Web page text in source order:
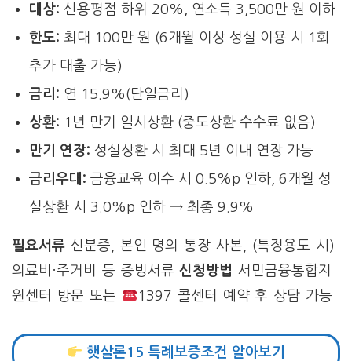
대상: 신용평점 하위 20%, 연소득 3,500만 원 이하
한도: 최대 100만 원 (6개월 이상 성실 이용 시 1회
추가 대출 가능)
금리: 연 15.9%(단일금리)
상환: 1년 만기 일시상환 (중도상환 수수료 없음)
만기 연장: 성실상환 시 최대 5년 이내 연장 가능
금리우대: 금융교육 이수 시 0.5%p 인하, 6개월 성
실상환 시 3.0%p 인하 → 최종 9.9%
필요서류 신분증, 본인 명의 통장 사본, (특정용도 시)
의료비·주거비 등 증빙서류신청방법 서민금융통합지
원센터 방문 또는
1397 콜센터 예약 후 상담 가능
햇살론15 특례보증조건 알아보기